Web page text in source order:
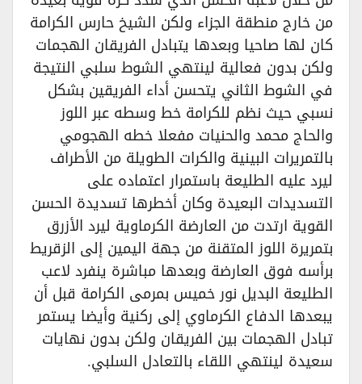
من خارج منطقة الجزاء ولكن الشيخ حارس الكرامة
كان لها صاحيا وبعدها يتبادل الفريقان الهجمات
ولكن بدون فعالية لينتهي الشوط سلبي النتيجة
في الشوط الثاني يتحسن أداء الفريقين بشكل
نسبي حيث نظم للكرامة خط وسطه عبر اللوز
والحاج محمد والحنيات مفعلا خطه الهجومي
بالتمريرات البينية والكرات الطويلة من الأطراف
ليرد عليه الطليعة باستمرار اعتماده على
التسديدات البعيدة وكان أخطرها تسديدة الحسن
القوية ارتدت من العارضة الكرماوية ليرد الأزرق
بتمريرة اللوز المتقنة من جهة اليمين إلى الزقريط
برأسه فوق العارضة وبعدها مباشرة ينفرد لاعب
الطليعة البديل نور خميس بمرمى الكرامة قبل أن
يبعدها الدفاع الكرماوي إلى ركنية وأيضا يستمر
تبادل الهجمات بين الفريقان ولكن بدون نهايات
سعيدة لينتهي اللقاء بالتعادل السلبي.